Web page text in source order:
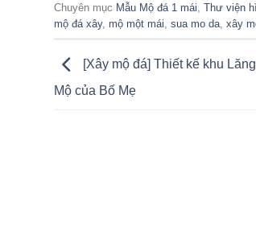
Chuyên mục Mẫu Mộ đá 1 mái Thư viện
mộ đá xây, mộ một mái sua mo da xây
[Xây mộ đá] Thiết kế khu
Mộ của Bố Mẹ